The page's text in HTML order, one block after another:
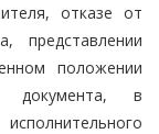
отказе от
представлении
положении
документа, в